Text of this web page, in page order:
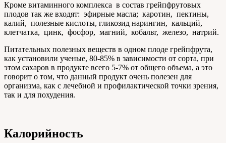
Кроме витаминного комплекса в состав грейпфрутовых
плодов так же входят: эфирные масла; каротин, пектины,
калий, полезные кислоты, гликозид нарингин, кальций,
клетчатка, цинк, фосфор, магний, кобальт, железо, натрий.
Питательных полезных веществ в одном плоде грейпфрута,
как установили ученые, 80-85% в зависимости от сорта, при
этом сахаров в продукте всего 5-7% от общего объема, а это
говорит о том, что данный продукт очень полезен для
организма, как с лечебной и профилактической точки зрения,
так и для похудения.
Калорийность